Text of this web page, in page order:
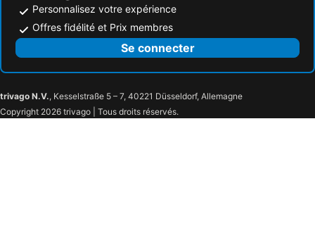
Personnalisez votre expérience
Offres fidélité et Prix membres
Se connecter
trivago N.V., Kesselstraße 5 – 7, 40221 Düsseldorf, Allemagne
Copyright 2026 trivago | Tous droits réservés.